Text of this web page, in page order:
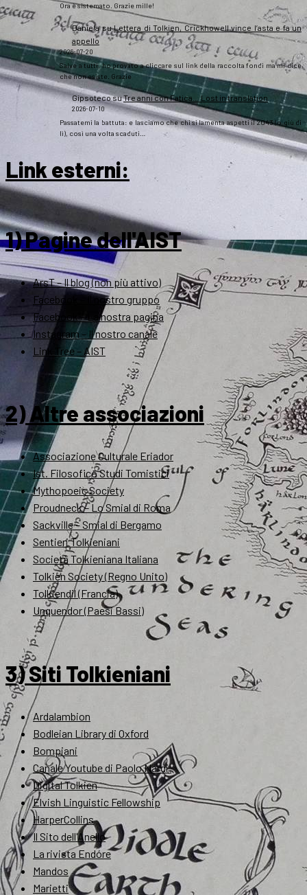
Ora è sistemato. Grazie mille!
DanielasuLettera di Tolkien, Crickhowell vince l’asta e fa un
appello
2026-07-20
Salve a tutti, ho provato a cliccare sul link della raccolta fondi ma mi dice
che non esiste. Grazie
GipsotecosuTre anni con Fatica… Lost in translation
2026-07-10
Passatemi la battuta: e lasciamo che chi si lamenta aspetti il 2043 (o giù di
lì), così una volta scaduti…
Link esterni:
1) Pagine dell'AIST
ArsT – Il blog (non più attivo)
Facebook – Il nostro gruppo
Facebook – La nostra pagina
Instagram – Il nostro canale
Link Tree – AIST
2) Altre associazioni
Associazione Culturale Eriador
Ist. Filosofico Studi Tomistici
Mythopoeic Society
Proudneck – Lo Smial di Roma
Sackville – Smial di Bergamo
Sentieri Tolkieniani
Società Tolkieniana Italiana
Tolkien Society (Regno Unito)
Tolkiendil (Francia)
Unquendor (Paesi Bassi)
3) Siti Tolkieniani
Ardalambion
Bodleian Library di Oxford
Bompiani
Canale Youtube di Paolo Nardi
Digital Tolkien
Elvish Linguistic Fellowship
HarperCollins
Il Sito dell'Anello
La rivista Endóre
Mandos
Marietti